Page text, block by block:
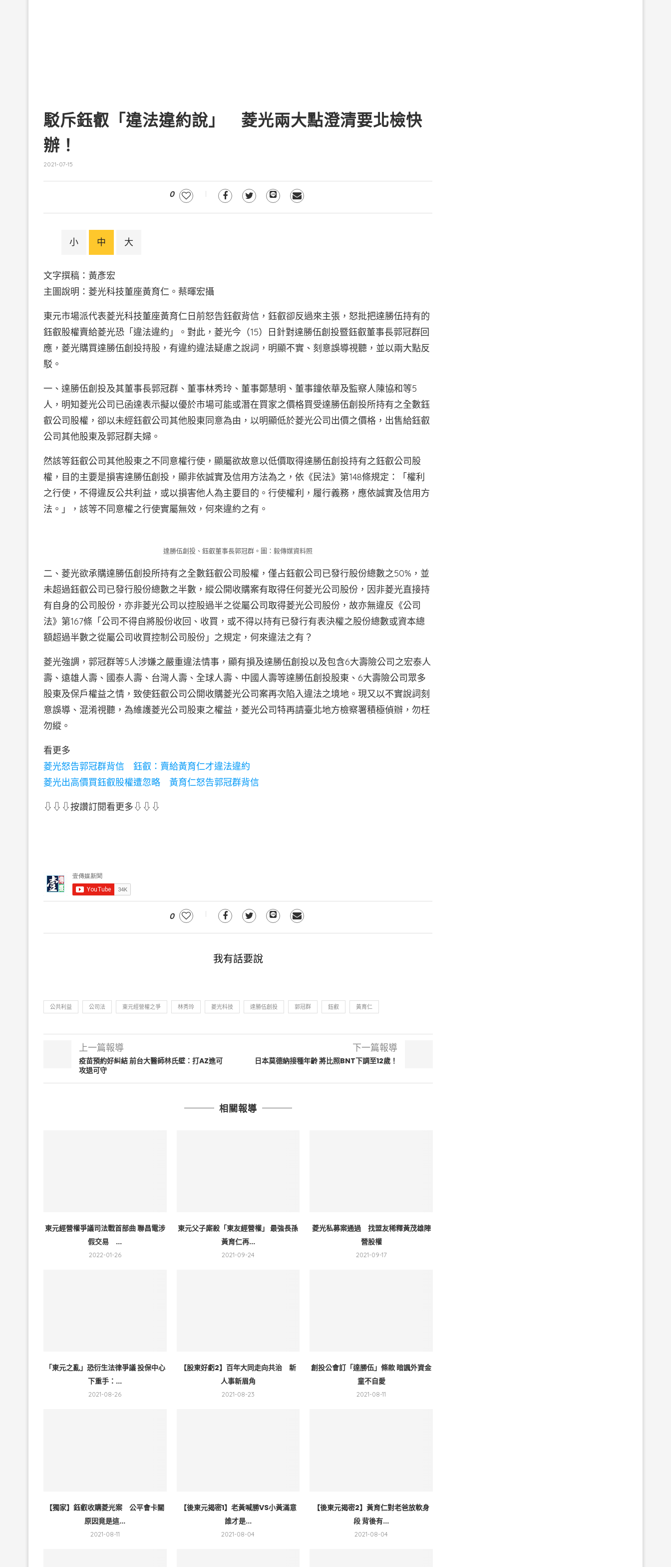
駁斥鈺叡「違法違約說」 菱光兩大點澄清要北檢快
辦！
2021-07-15
0
小 中 大
文字撰稿：黃彥宏
主圖說明：菱光科技董座黃育仁。蔡暉宏攝
東元市場派代表菱光科技董座黃育仁日前怒告鈺叡背信，鈺叡卻反過來主張，怒批把達勝伍持有的
鈺叡股權賣給菱光恐「違法違約」。對此，菱光今（15）日針對達勝伍創投暨鈺叡董事長郭冠群回
應，菱光購買達勝伍創投持股，有違約違法疑慮之說詞，明顯不實、刻意誤導視聽，並以兩大點反
駁。
一、達勝伍創投及其董事長郭冠群、董事林秀玲、董事鄭慧明、董事鐘依華及監察人陳協和等5
人，明知菱光公司已函達表示擬以優於市場可能或潛在買家之價格買受達勝伍創投所持有之全數鈺
叡公司股權，卻以未經鈺叡公司其他股東同意為由，以明顯低於菱光公司出價之價格，出售給鈺叡
公司其他股東及郭冠群夫婦。
然該等鈺叡公司其他股東之不同意權行使，顯屬欲故意以低價取得達勝伍創投持有之鈺叡公司股
權，目的主要是損害達勝伍創投，顯非依誠實及信用方法為之，依《民法》第148條規定：「權利
之行使，不得違反公共利益，或以損害他人為主要目的。行使權利，履行義務，應依誠實及信用方
法。」，該等不同意權之行使實屬無效，何來違約之有。
達勝伍創投、鈺叡董事長郭冠群。圖：毅傳媒資料照
二、菱光欲承購達勝伍創投所持有之全數鈺叡公司股權，僅占鈺叡公司已發行股份總數之50%，並
未超過鈺叡公司已發行股份總數之半數，縱公開收購案有取得任何菱光公司股份，因非菱光直接持
有自身的公司股份，亦非菱光公司以控股過半之從屬公司取得菱光公司股份，故亦無違反《公司
法》第167條「公司不得自將股份收回、收買，或不得以持有已發行有表決權之股份總數或資本總
額超過半數之從屬公司收買控制公司股份」之規定，何來違法之有？
菱光強調，郭冠群等5人涉嫌之嚴重違法情事，顯有損及達勝伍創投以及包含6大壽險公司之宏泰人
壽、遠雄人壽、國泰人壽、台灣人壽、全球人壽、中國人壽等達勝伍創投股東、6大壽險公司眾多
股東及保戶權益之情，致使鈺叡公司公開收購菱光公司案再次陷入違法之境地。現又以不實說詞刻
意誤導、混淆視聽，為維護菱光公司股東之權益，菱光公司特再請臺北地方檢察署積極偵辦，勿枉
勿縱。
看更多
菱光怒告郭冠群背信 鈺叡：賣給黃育仁才違法違約
菱光出高價買鈺叡股權遭忽略 黃育仁怒告郭冠群背信
⇩⇩⇩按讚訂閱看更多⇩⇩⇩
0
我有話要說
公共利益 公司法 東元經營權之爭 林秀玲 菱光科技 達勝伍創投 郭冠群 鈺叡 黃育仁
上一篇報導
疫苗預約好糾結 前台大醫師林氏壁：打AZ進可
攻退可守
下一篇報導
日本莫德納接種年齡 將比照BNT下調至12歲！
相關報導
東元經營權爭議司法戰首部曲 聯昌電涉
假交易 ...
2022-01-26
東元父子廝殺「東友經營權」 最強長孫
黃育仁再...
2021-09-24
菱光私募案通過 找盟友稀釋黃茂雄陣
營股權
2021-09-17
「東元之亂」恐衍生法律爭議 投保中心
下重手：...
2021-08-26
【股東好虧2】百年大同走向共治 新
人事新眉角
2021-08-23
創投公會訂「達勝伍」條款 暗諷外資金
童不自愛
2021-08-11
【獨家】鈺叡收購菱光案 公平會卡關
原因竟是這...
2021-08-11
【後東元揭密1】老黃喊勝VS小黃滿意
誰才是...
2021-08-04
【後東元揭密2】黃育仁對老爸放軟身
段 背後有...
2021-08-04